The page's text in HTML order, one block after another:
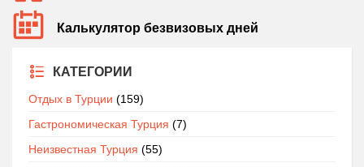
Калькулятор безвизовых дней
КАТЕГОРИИ
Отдых в Турции (159)
Гастрономическая Турция (7)
Неизвестная Турция (55)